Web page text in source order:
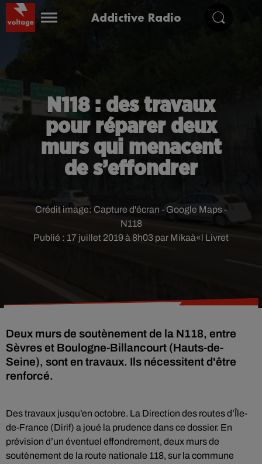
Addictive Radio
N118 : des travaux
pour réparer deux
murs qui menacent
de s’effondrer
Publié : 17 juillet 2019 à 8h03 par Mikaà«l Livret
Crédit image: Capture d'écran - Google Maps -
N118
Deux murs de soutènement de la N118, entre
Sèvres et Boulogne-Billancourt (Hauts-de-
Seine), sont en travaux. Ils nécessitent d'être
renforcé.
Des travaux jusqu’en octobre. La Direction des routes d’Île-
de-France (Dirif) a joué la prudence dans ce dossier. En
prévision d’un éventuel effondrement, deux murs de
soutènement de la route nationale 118, sur la commune